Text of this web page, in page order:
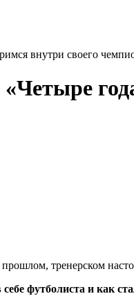
внутри своего
тренерском
футболиста и как